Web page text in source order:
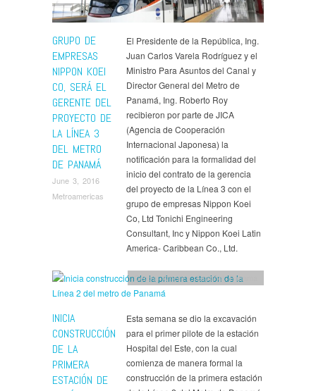
GRUPO DE
EMPRESAS
NIPPON KOEI
CO, SERÁ EL
GERENTE DEL
PROYECTO DE
LA LÍNEA 3
DEL METRO
DE PANAMÁ
June 3, 2016
Metroamericas
El Presidente de la República, Ing.
Juan Carlos Varela Rodríguez y el
Ministro Para Asuntos del Canal y
Director General del Metro de
Panamá, Ing. Roberto Roy
recibieron por parte de JICA
(Agencia de Cooperación
Internacional Japonesa) la
notificación para la formalidad del
inicio del contrato de la gerencia
del proyecto de la Línea 3 con el
grupo de empresas Nippon Koei
Co, Ltd Tonichi Engineering
Consultant, Inc y Nippon Koei Latin
America- Caribbean Co., Ltd.
INICIA
CONSTRUCCIÓN
DE LA
PRIMERA
ESTACIÓN DE
Central America,Español ,Panama
Esta semana se dio la excavación
para el primer pilote de la estación
Hospital del Este, con la cual
comienza de manera formal la
construcción de la primera estación